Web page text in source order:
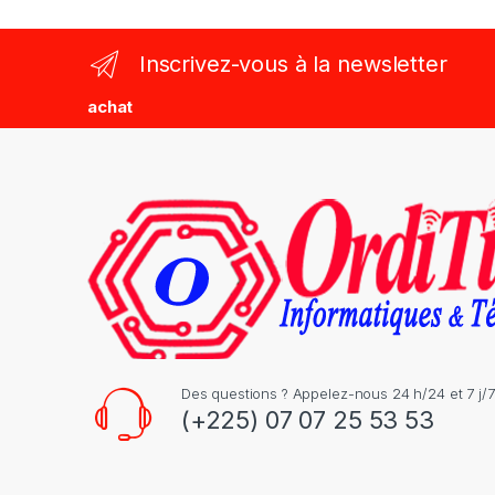
s
Inscrivez-vous à la newsletter
achat
Des questions ? Appelez-nous 24 h/24 et 7 j/7
(+225) 07 07 25 53 53